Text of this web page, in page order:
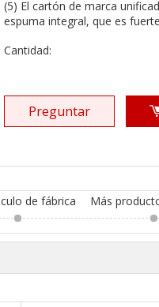
(5) El cartón de marca
espuma integral, que es
Cantidad:
Preguntar
de fábrica Más